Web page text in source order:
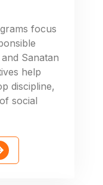
focus
Sanatan
help
discipline,
social